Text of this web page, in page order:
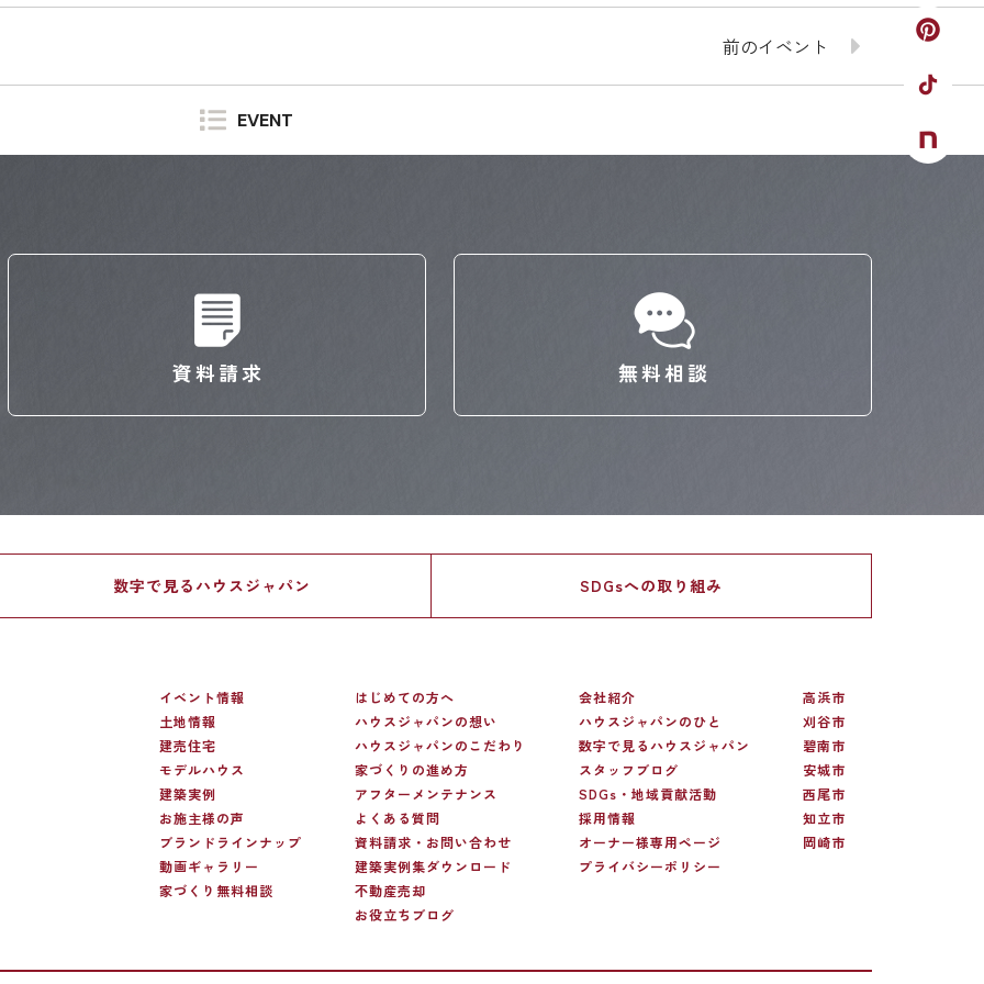
前のイベント
EVENT
資料請求 無料相談
数字で見る ハウスジャパン SDGsへの取り組み
イベント情報
土地情報
建売住宅
モデルハウス
建築実例
お施主様の声
ブランドラインナップ
動画ギャラリー
家づくり無料相談
はじめての方へ
ハウスジャパンの想い
ハウスジャパンのこだわり
家づくりの進め方
アフターメンテナンス
よくある質問
資料請求・お問い合わせ
建築実例集ダウンロード
不動産売却
お役立ちブログ
会社紹介
ハウスジャパンのひと
数字で見るハウスジャパン
スタッフブログ
SDGs・地域貢献活動
採用情報
オーナー様専用ページ
プライバシーポリシー
高浜市
刈谷市
碧南市
安城市
西尾市
知立市
岡崎市